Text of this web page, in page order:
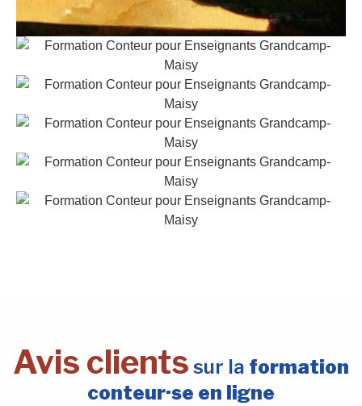
Avis clients sur la formation
conteur·se en ligne